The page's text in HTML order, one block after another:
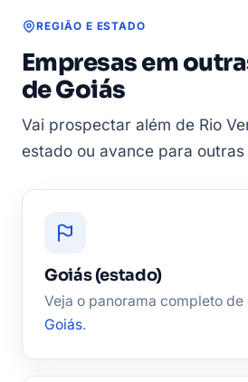
REGIÃO E ESTADO
Empresas em
de Goiás
Vai prospectar além de Rio
estado ou avance para
Goiás (estado)
Veja o panorama completo de
Goiás.